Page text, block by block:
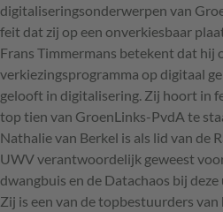
digitaliseringsonderwerpen van
feit dat zij op een onverkiesbaar
Frans Timmermans betekent dat hij
verkiezingsprogramma op digitaal
gelooft in digitalisering. Zij hoort in
top tien van GroenLinks-PvdA te
Nathalie van Berkel is als lid van de
UWV verantwoordelijk geweest
dwangbuis en de Datachaos bij
Zij is een van de topbestuurders